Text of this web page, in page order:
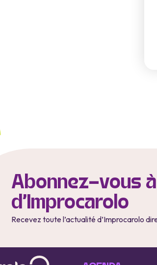
Abonnez-vous
d'Improcarolo
Recevez toute l’actualité d’Improcarolo